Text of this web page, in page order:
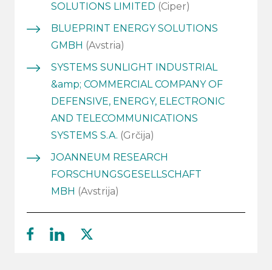
SOLUTIONS LIMITED (Ciper)
BLUEPRINT ENERGY SOLUTIONS
GMBH (Avstria)
SYSTEMS SUNLIGHT INDUSTRIAL
&amp; COMMERCIAL COMPANY OF
DEFENSIVE, ENERGY, ELECTRONIC
AND TELECOMMUNICATIONS
SYSTEMS S.A. (Grčija)
JOANNEUM RESEARCH
FORSCHUNGSGESELLSCHAFT
MBH (Avstrija)